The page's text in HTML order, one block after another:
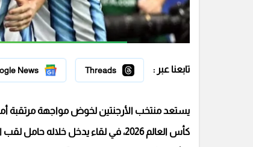
تابعنا عبر : Threads
News
كأس العالم 2026، في لقاء يدخل